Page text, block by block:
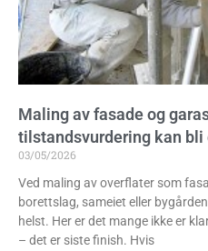
Maling av fasade og
tilstandsvurdering kan bli
03/05/2026
Ved maling av overflater som
borettslag, sameiet eller
helst. Her er det mange ikke er
– det er siste finish. Hvis